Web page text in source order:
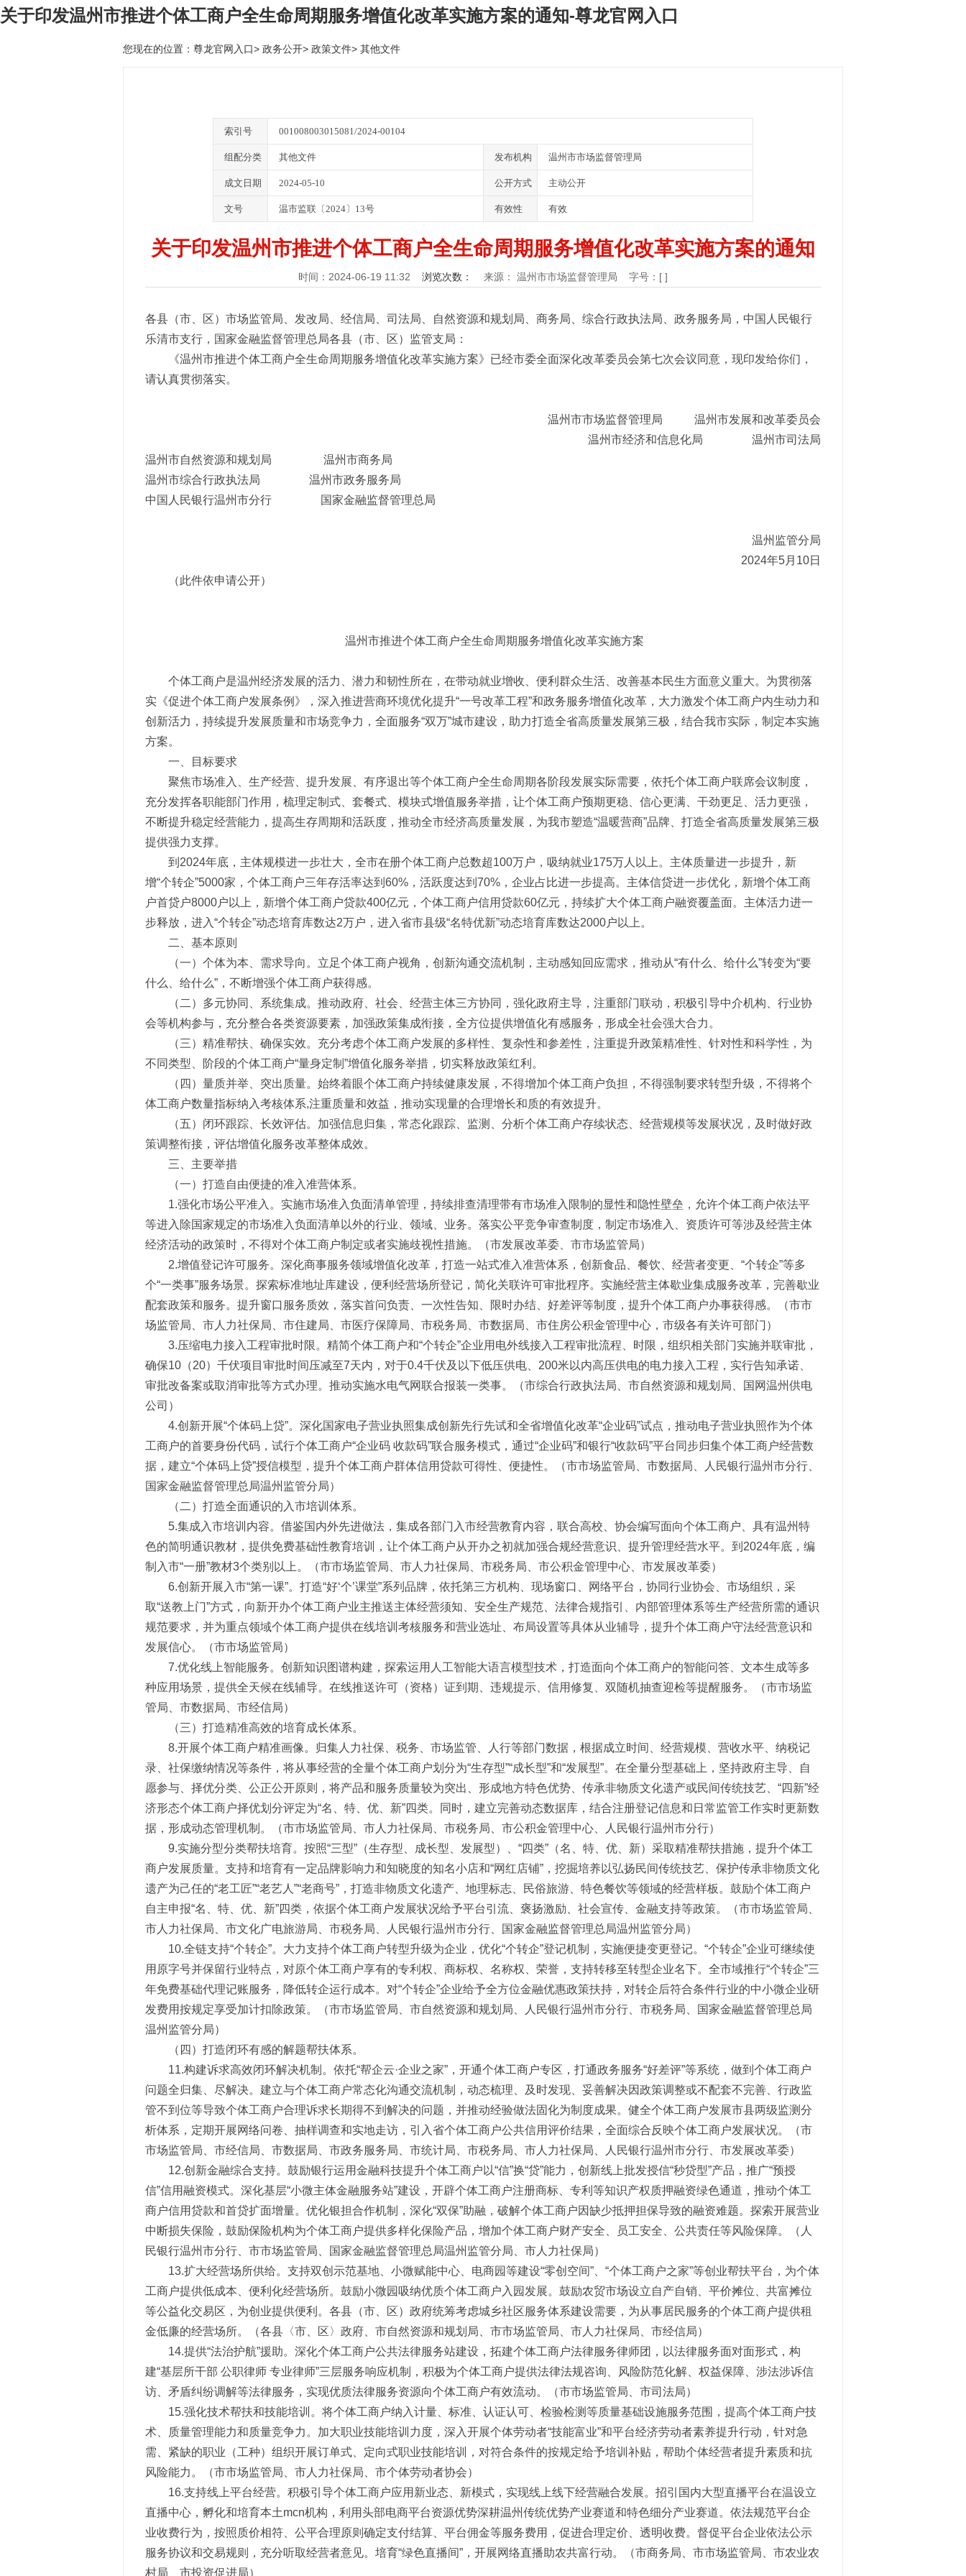
关于印发温州市推进个体工商户全生命周期服务增值化改革实施方案的通知-尊龙官网入口
您现在的位置： 尊龙官网入口> 政务公开> 政策文件> 其他文件
索引号 001008003015081/2024-00104
组配分类 其他文件 发布机构 温州市市场监督管理局
成文日期 2024-05-10 公开方式 主动公开
文号 温市监联〔2024〕13号 有效性 有效
关于印发温州市推进个体工商户全生命周期服务增值化改革实施方案的通知
时间：2024-06-19 11:32 浏览次数： 来源： 温州市市场监督管理局 字号：[ ]
各县（市、区）市场监管局、发改局、经信局、司法局、自然资源和规划局、商务局、综合行政执法局、政务服务局，中国人民银行
乐清市支行，国家金融监督管理总局各县（市、区）监管支局：
《温州市推进个体工商户全生命周期服务增值化改革实施方案》已经市委全面深化改革委员会第七次会议同意，现印发给你们，
请认真贯彻落实。
温州市市场监督管理局 温州市发展和改革委员会
温州市经济和信息化局 温州市司法局
温州市自然资源和规划局 温州市商务局
温州市综合行政执法局 温州市政务服务局
中国人民银行温州市分行 国家金融监督管理总局
温州监管分局
2024年5月10日
（此件依申请公开）
温州市推进个体工商户全生命周期服务增值化改革实施方案
个体工商户是温州经济发展的活力、潜力和韧性所在，在带动就业增收、便利群众生活、改善基本民生方面意义重大。为贯彻落
实《促进个体工商户发展条例》，深入推进营商环境优化提升“一号改革工程”和政务服务增值化改革，大力激发个体工商户内生动力和
创新活力，持续提升发展质量和市场竞争力，全面服务“双万”城市建设，助力打造全省高质量发展第三极，结合我市实际，制定本实施
方案。
一、目标要求
聚焦市场准入、生产经营、提升发展、有序退出等个体工商户全生命周期各阶段发展实际需要，依托个体工商户联席会议制度，
充分发挥各职能部门作用，梳理定制式、套餐式、模块式增值服务举措，让个体工商户预期更稳、信心更满、干劲更足、活力更强，
不断提升稳定经营能力，提高生存周期和活跃度，推动全市经济高质量发展，为我市塑造“温暖营商”品牌、打造全省高质量发展第三极
提供强力支撑。
到2024年底，主体规模进一步壮大，全市在册个体工商户总数超100万户，吸纳就业175万人以上。主体质量进一步提升，新
增“个转企”5000家，个体工商户三年存活率达到60%，活跃度达到70%，企业占比进一步提高。主体信贷进一步优化，新增个体工商
户首贷户8000户以上，新增个体工商户贷款400亿元，个体工商户信用贷款60亿元，持续扩大个体工商户融资覆盖面。主体活力进一
步释放，进入“个转企”动态培育库数达2万户，进入省市县级“名特优新”动态培育库数达2000户以上。
二、基本原则
（一）个体为本、需求导向。立足个体工商户视角，创新沟通交流机制，主动感知回应需求，推动从“有什么、给什么”转变为“要
什么、给什么”，不断增强个体工商户获得感。
（二）多元协同、系统集成。推动政府、社会、经营主体三方协同，强化政府主导，注重部门联动，积极引导中介机构、行业协
会等机构参与，充分整合各类资源要素，加强政策集成衔接，全方位提供增值化有感服务，形成全社会强大合力。
（三）精准帮扶、确保实效。充分考虑个体工商户发展的多样性、复杂性和参差性，注重提升政策精准性、针对性和科学性，为
不同类型、阶段的个体工商户“量身定制”增值化服务举措，切实释放政策红利。
（四）量质并举、突出质量。始终着眼个体工商户持续健康发展，不得增加个体工商户负担，不得强制要求转型升级，不得将个
体工商户数量指标纳入考核体系,注重质量和效益，推动实现量的合理增长和质的有效提升。
（五）闭环跟踪、长效评估。加强信息归集，常态化跟踪、监测、分析个体工商户存续状态、经营规模等发展状况，及时做好政
策调整衔接，评估增值化服务改革整体成效。
三、主要举措
（一）打造自由便捷的准入准营体系。
1.强化市场公平准入。实施市场准入负面清单管理，持续排查清理带有市场准入限制的显性和隐性壁垒，允许个体工商户依法平
等进入除国家规定的市场准入负面清单以外的行业、领域、业务。落实公平竞争审查制度，制定市场准入、资质许可等涉及经营主体
经济活动的政策时，不得对个体工商户制定或者实施歧视性措施。（市发展改革委、市市场监管局）
2.增值登记许可服务。深化商事服务领域增值化改革，打造一站式准入准营体系，创新食品、餐饮、经营者变更、“个转企”等多
个“一类事”服务场景。探索标准地址库建设，便利经营场所登记，简化关联许可审批程序。实施经营主体歇业集成服务改革，完善歇业
配套政策和服务。提升窗口服务质效，落实首问负责、一次性告知、限时办结、好差评等制度，提升个体工商户办事获得感。（市市
场监管局、市人力社保局、市住建局、市医疗保障局、市税务局、市数据局、市住房公积金管理中心，市级各有关许可部门）
3.压缩电力接入工程审批时限。精简个体工商户和“个转企”企业用电外线接入工程审批流程、时限，组织相关部门实施并联审批，
确保10（20）千伏项目审批时间压减至7天内，对于0.4千伏及以下低压供电、200米以内高压供电的电力接入工程，实行告知承诺、
审批改备案或取消审批等方式办理。推动实施水电气网联合报装一类事。（市综合行政执法局、市自然资源和规划局、国网温州供电
公司）
4.创新开展“个体码上贷”。深化国家电子营业执照集成创新先行先试和全省增值化改革“企业码”试点，推动电子营业执照作为个体
工商户的首要身份代码，试行个体工商户“企业码 收款码”联合服务模式，通过“企业码”和银行“收款码”平台同步归集个体工商户经营数
据，建立“个体码上贷”授信模型，提升个体工商户群体信用贷款可得性、便捷性。（市市场监管局、市数据局、人民银行温州市分行、
国家金融监督管理总局温州监管分局）
（二）打造全面通识的入市培训体系。
5.集成入市培训内容。借鉴国内外先进做法，集成各部门入市经营教育内容，联合高校、协会编写面向个体工商户、具有温州特
色的简明通识教材，提供免费基础性教育培训，让个体工商户从开办之初就加强合规经营意识、提升管理经营水平。到2024年底，编
制入市“一册”教材3个类别以上。（市市场监管局、市人力社保局、市税务局、市公积金管理中心、市发展改革委）
6.创新开展入市“第一课”。打造“好‘个’课堂”系列品牌，依托第三方机构、现场窗口、网络平台，协同行业协会、市场组织，采
取“送教上门”方式，向新开办个体工商户业主推送主体经营须知、安全生产规范、法律合规指引、内部管理体系等生产经营所需的通识
规范要求，并为重点领域个体工商户提供在线培训考核服务和营业选址、布局设置等具体从业辅导，提升个体工商户守法经营意识和
发展信心。（市市场监管局）
7.优化线上智能服务。创新知识图谱构建，探索运用人工智能大语言模型技术，打造面向个体工商户的智能问答、文本生成等多
种应用场景，提供全天候在线辅导。在线推送许可（资格）证到期、违规提示、信用修复、双随机抽查迎检等提醒服务。（市市场监
管局、市数据局、市经信局）
（三）打造精准高效的培育成长体系。
8.开展个体工商户精准画像。归集人力社保、税务、市场监管、人行等部门数据，根据成立时间、经营规模、营收水平、纳税记
录、社保缴纳情况等条件，将从事经营的全量个体工商户划分为“生存型”“成长型”和“发展型”。在全量分型基础上，坚持政府主导、自
愿参与、择优分类、公正公开原则，将产品和服务质量较为突出、形成地方特色优势、传承非物质文化遗产或民间传统技艺、“四新”经
济形态个体工商户择优划分评定为“名、特、优、新”四类。同时，建立完善动态数据库，结合注册登记信息和日常监管工作实时更新数
据，形成动态管理机制。（市市场监管局、市人力社保局、市税务局、市公积金管理中心、人民银行温州市分行）
9.实施分型分类帮扶培育。按照“三型”（生存型、成长型、发展型）、“四类”（名、特、优、新）采取精准帮扶措施，提升个体工
商户发展质量。支持和培育有一定品牌影响力和知晓度的知名小店和“网红店铺”，挖掘培养以弘扬民间传统技艺、保护传承非物质文化
遗产为己任的“老工匠”“老艺人”“老商号”，打造非物质文化遗产、地理标志、民俗旅游、特色餐饮等领域的经营样板。鼓励个体工商户
自主申报“名、特、优、新”四类，依据个体工商户发展状况给予平台引流、褒扬激励、社会宣传、金融支持等政策。（市市场监管局、
市人力社保局、市文化广电旅游局、市税务局、人民银行温州市分行、国家金融监督管理总局温州监管分局）
10.全链支持“个转企”。大力支持个体工商户转型升级为企业，优化“个转企”登记机制，实施便捷变更登记。“个转企”企业可继续使
用原字号并保留行业特点，对原个体工商户享有的专利权、商标权、名称权、荣誉，支持转移至转型企业名下。全市域推行“个转企”三
年免费基础代理记账服务，降低转企运行成本。对“个转企”企业给予全方位金融优惠政策扶持，对转企后符合条件行业的中小微企业研
发费用按规定享受加计扣除政策。（市市场监管局、市自然资源和规划局、人民银行温州市分行、市税务局、国家金融监督管理总局
温州监管分局）
（四）打造闭环有感的解题帮扶体系。
11.构建诉求高效闭环解决机制。依托“帮企云·企业之家”，开通个体工商户专区，打通政务服务“好差评”等系统，做到个体工商户
问题全归集、尽解决。建立与个体工商户常态化沟通交流机制，动态梳理、及时发现、妥善解决因政策调整或不配套不完善、行政监
管不到位等导致个体工商户合理诉求长期得不到解决的问题，并推动经验做法固化为制度成果。健全个体工商户发展市县两级监测分
析体系，定期开展网络问卷、抽样调查和实地走访，引入省个体工商户公共信用评价结果，全面综合反映个体工商户发展状况。（市
市场监管局、市经信局、市数据局、市政务服务局、市统计局、市税务局、市人力社保局、人民银行温州市分行、市发展改革委）
12.创新金融综合支持。鼓励银行运用金融科技提升个体工商户以“信”换“贷”能力，创新线上批发授信“秒贷型”产品，推广“预授
信”信用融资模式。深化基层“小微主体金融服务站”建设，开辟个体工商户注册商标、专利等知识产权质押融资绿色通道，推动个体工
商户信用贷款和首贷扩面增量。优化银担合作机制，深化“双保”助融，破解个体工商户因缺少抵押担保导致的融资难题。探索开展营业
中断损失保险，鼓励保险机构为个体工商户提供多样化保险产品，增加个体工商户财产安全、员工安全、公共责任等风险保障。（人
民银行温州市分行、市市场监管局、国家金融监督管理总局温州监管分局、市人力社保局）
13.扩大经营场所供给。支持双创示范基地、小微赋能中心、电商园等建设“零创空间”、“个体工商户之家”等创业帮扶平台，为个体
工商户提供低成本、便利化经营场所。鼓励小微园吸纳优质个体工商户入园发展。鼓励农贸市场设立自产自销、平价摊位、共富摊位
等公益化交易区，为创业提供便利。各县（市、区）政府统筹考虑城乡社区服务体系建设需要，为从事居民服务的个体工商户提供租
金低廉的经营场所。（各县〈市、区〉政府、市自然资源和规划局、市市场监管局、市人力社保局、市经信局）
14.提供“法治护航”援助。深化个体工商户公共法律服务站建设，拓建个体工商户法律服务律师团，以法律服务面对面形式，构
建“基层所干部 公职律师 专业律师”三层服务响应机制，积极为个体工商户提供法律法规咨询、风险防范化解、权益保障、涉法涉诉信
访、矛盾纠纷调解等法律服务，实现优质法律服务资源向个体工商户有效流动。（市市场监管局、市司法局）
15.强化技术帮扶和技能培训。将个体工商户纳入计量、标准、认证认可、检验检测等质量基础设施服务范围，提高个体工商户技
术、质量管理能力和质量竞争力。加大职业技能培训力度，深入开展个体劳动者“技能富业”和平台经济劳动者素养提升行动，针对急
需、紧缺的职业（工种）组织开展订单式、定向式职业技能培训，对符合条件的按规定给予培训补贴，帮助个体经营者提升素质和抗
风险能力。（市市场监管局、市人力社保局、市个体劳动者协会）
16.支持线上平台经营。积极引导个体工商户应用新业态、新模式，实现线上线下经营融合发展。招引国内大型直播平台在温设立
直播中心，孵化和培育本土mcn机构，利用头部电商平台资源优势深耕温州传统优势产业赛道和特色细分产业赛道。依法规范平台企
业收费行为，按照质价相符、公平合理原则确定支付结算、平台佣金等服务费用，促进合理定价、透明收费。督促平台企业依法公示
服务协议和交易规则，充分听取经营者意见。培育“绿色直播间”，开展网络直播助农共富行动。（市商务局、市市场监管局、市农业农
村局、市投资促进局）